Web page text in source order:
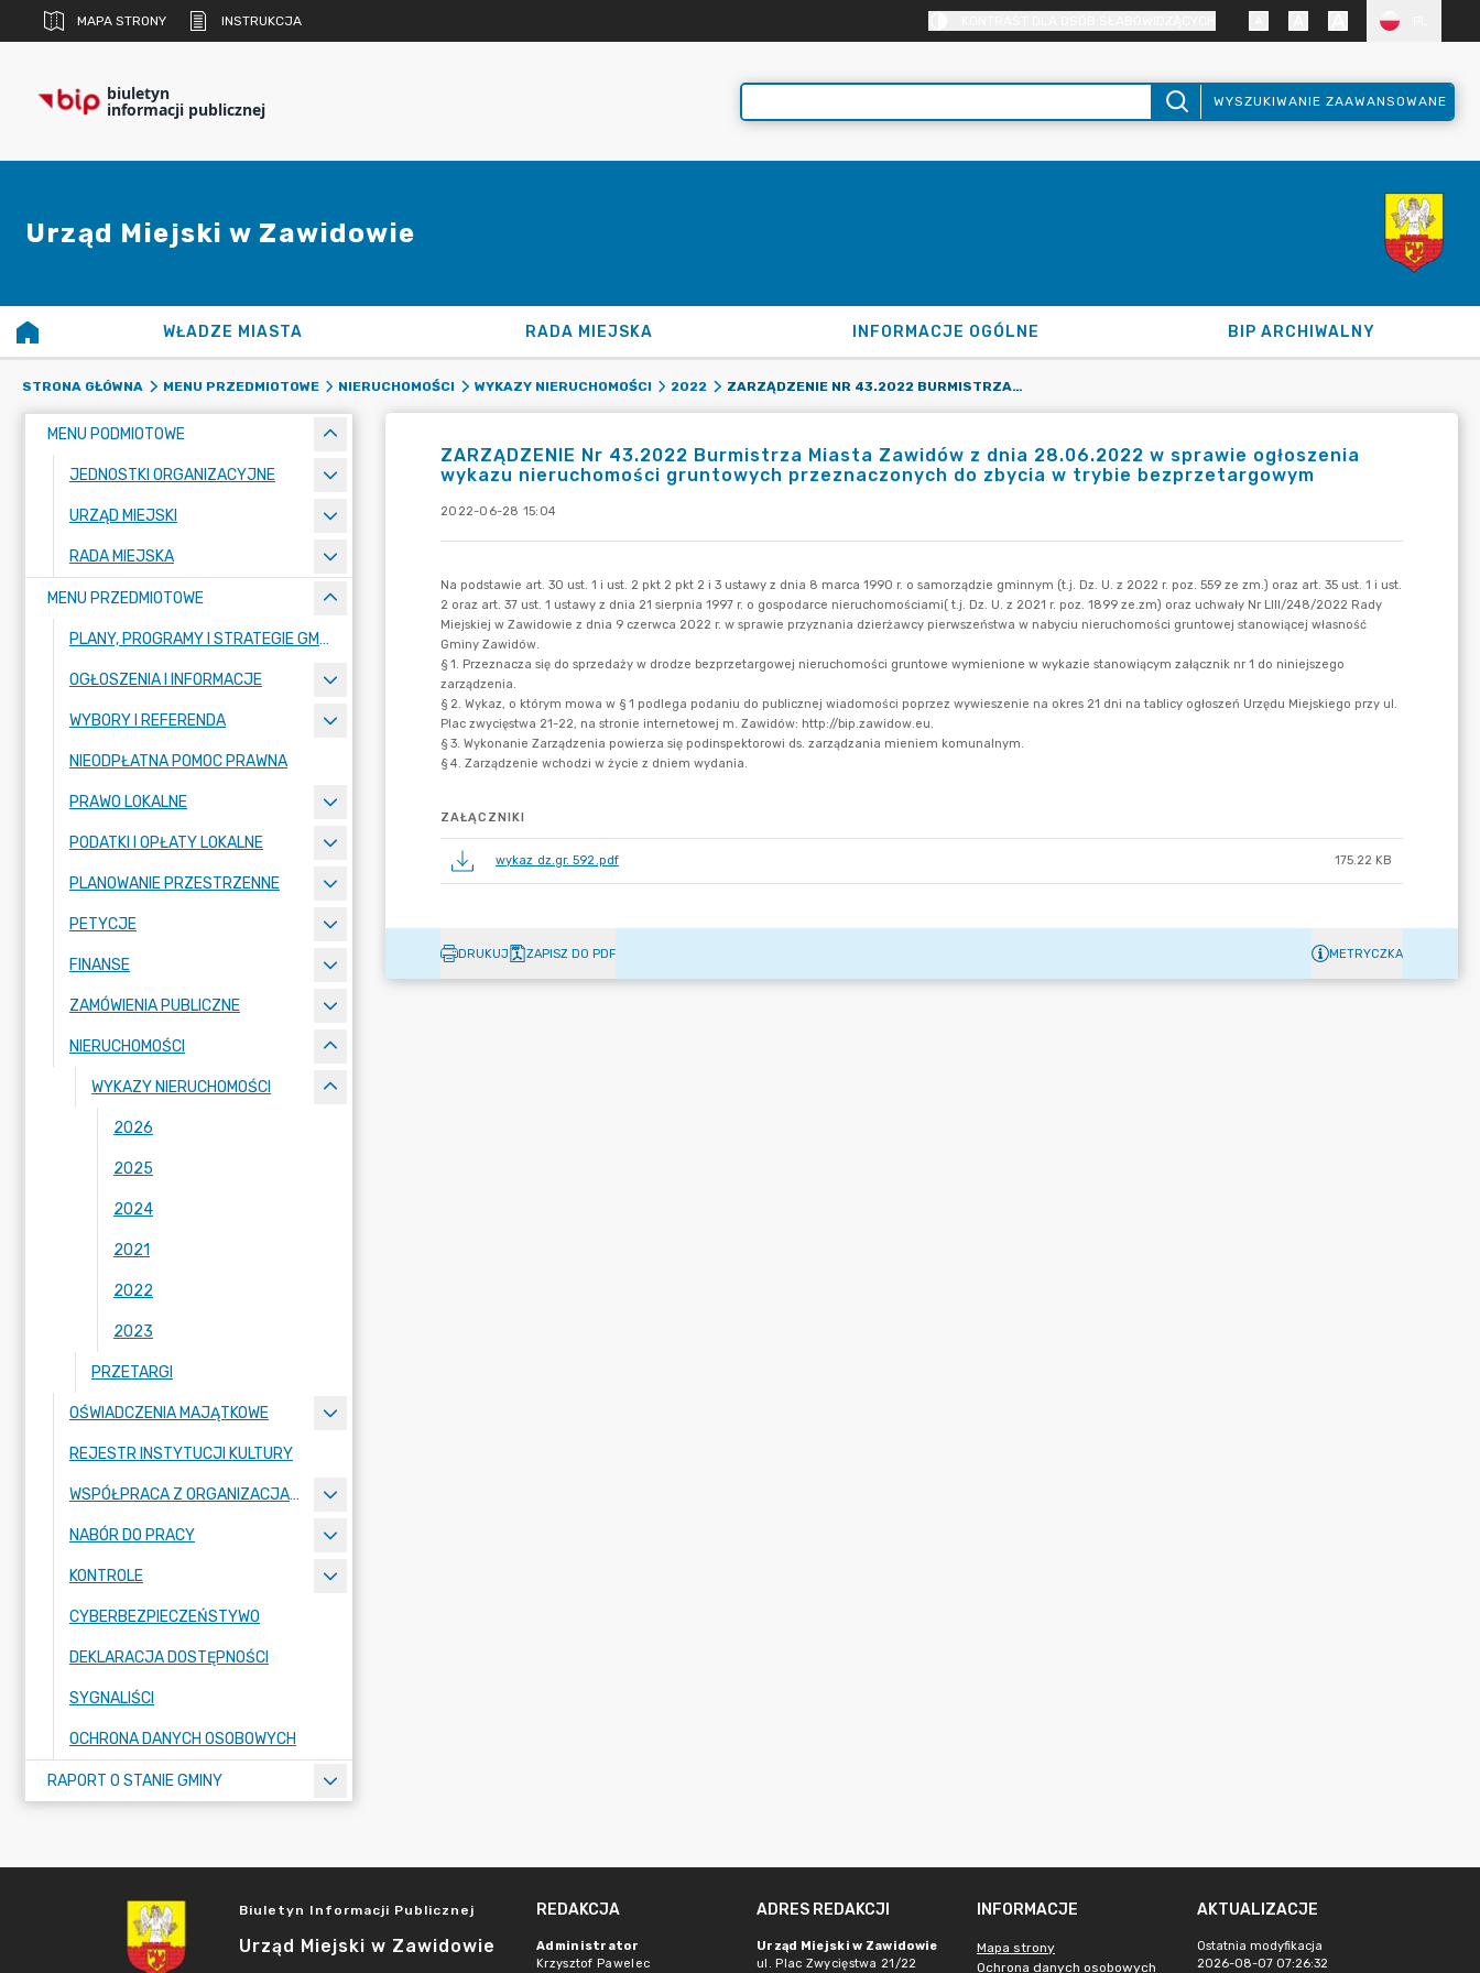
MAPA STRONY INSTRUKCJA
biuletyn
informacji publicznej WYSZUKIWANIE ZAAWANSOWANE
Urząd Miejski w Zawidowie
WŁADZE MIASTA RADA MIEJSKA INFORMACJE OGÓLNE BIP ARCHIWALNY
STRONA GŁÓWNA MENU PRZEDMIOTOWE NIERUCHOMOŚCI WYKAZY NIERUCHOMOŚCI 2022 ZARZĄDZENIE NR 43.2022 BURMISTRZA MIASTA ZAWIDÓW Z DNIA 28.06.2022 W SPRAWIE OGŁOSZENIA WYKAZU NIERUCHOMOŚCI GRUNTOWYCH PRZEZNACZONYCH DO ZBYCIA W TRYBIE BEZPRZETARGOWYM
MENU PODMIOTOWE
JEDNOSTKI ORGANIZACYJNE
URZĄD MIEJSKI
RADA MIEJSKA
MENU PRZEDMIOTOWE
PLANY, PROGRAMY I STRATEGIE GMINY
OGŁOSZENIA I INFORMACJE
WYBORY I REFERENDA
NIEODPŁATNA POMOC PRAWNA
PRAWO LOKALNE
PODATKI I OPŁATY LOKALNE
PLANOWANIE PRZESTRZENNE
PETYCJE
FINANSE
ZAMÓWIENIA PUBLICZNE
NIERUCHOMOŚCI
WYKAZY NIERUCHOMOŚCI
2026
2025
2024
2021
2022
2023
PRZETARGI
OŚWIADCZENIA MAJĄTKOWE
REJESTR INSTYTUCJI KULTURY
WSPÓŁPRACA Z ORGANIZACJAMI POZARZĄDOWYMI
NABÓR DO PRACY
KONTROLE
CYBERBEZPIECZEŃSTYWO
DEKLARACJA DOSTĘPNOŚCI
SYGNALIŚCI
OCHRONA DANYCH OSOBOWYCH
RAPORT O STANIE GMINY
ZARZĄDZENIE Nr 43.2022 Burmistrza Miasta Zawidów z dnia 28.06.2022 w sprawie ogłoszenia
wykazu nieruchomości gruntowych przeznaczonych do zbycia w trybie bezprzetargowym
2022-06-28 15:04
ZAŁĄCZNIKI
wykaz dz.gr. 592.pdf 175.22 KB
DRUKUJ ZAPISZ DO PDF METRYCZKA
Biuletyn Informacji Publicznej
Urząd Miejski w Zawidowie
REDAKCJA
Administrator
Krzysztof Pawelec
ADRES REDAKCJI
Urząd Miejski w Zawidowie
ul. Plac Zwycięstwa 21/22
INFORMACJE
Mapa strony
Ochrona danych osobowych
AKTUALIZACJE
Ostatnia modyfikacja
2026-08-07 07:26:32